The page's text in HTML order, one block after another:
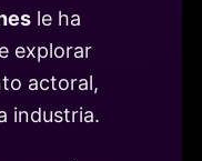
le ha
explorar
actoral,
industria.